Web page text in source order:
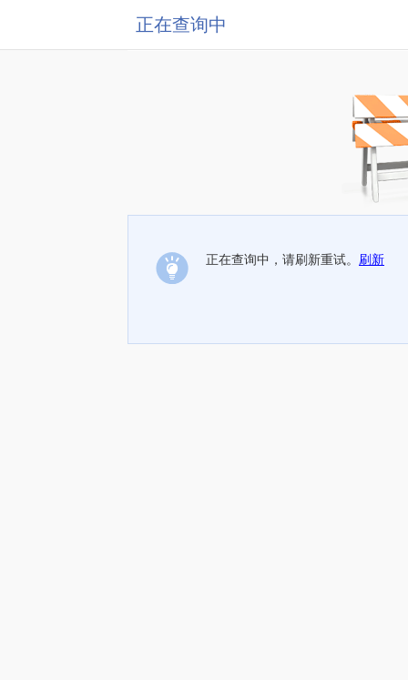
正在查询中
正在查询中，请刷新重试。 刷新